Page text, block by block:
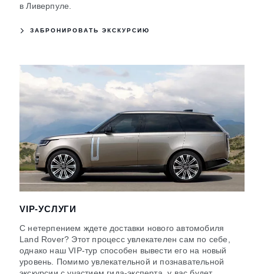
в Ливерпуле.
ЗАБРОНИРОВАТЬ ЭКСКУРСИЮ
VIP-УСЛУГИ
С нетерпением ждете доставки нового автомобиля
Land Rover? Этот процесс увлекателен сам по себе,
однако наш VIP-тур способен вывести его на новый
уровень. Помимо увлекательной и познавательной